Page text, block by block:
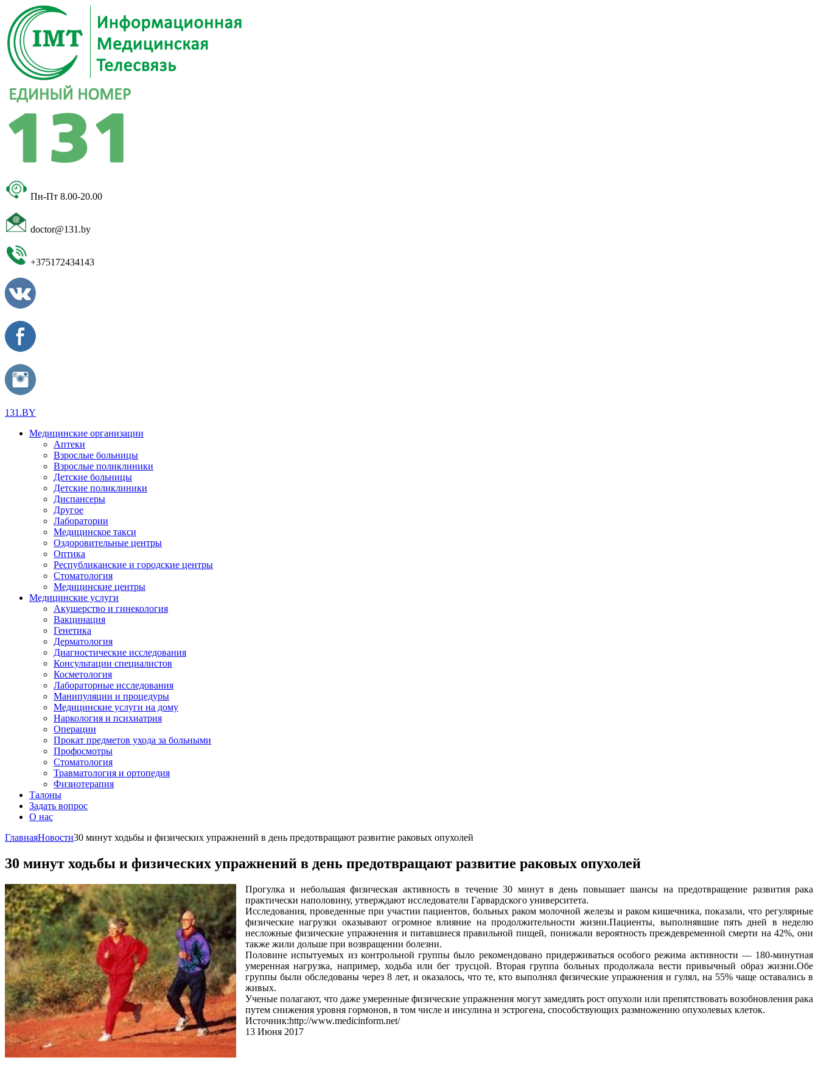
Пн-Пт 8.00-20.00
doctor@131.by
+375172434143
131.BY
Медицинские организации
Аптеки
Взрослые больницы
Взрослые поликлиники
Детские больницы
Детские поликлиники
Диспансеры
Другое
Лаборатории
Медицинское такси
Оздоровительные центры
Оптика
Республиканские и городские центры
Стоматология
Медицинские центры
Медицинские услуги
Акушерство и гинекология
Вакцинация
Генетика
Дерматология
Диагностические исследования
Консультации специалистов
Косметология
Лабораторные исследования
Манипуляции и процедуры
Медицинские услуги на дому
Наркология и психиатрия
Операции
Прокат предметов ухода за больными
Профосмотры
Стоматология
Травматология и ортопедия
Физиотерапия
Талоны
Задать вопрос
О нас
ГлавнаяНовости30 минут ходьбы и физических упражнений в день предотвращают развитие раковых опухолей
30 минут ходьбы и физических упражнений в день предотвращают развитие раковых опухолей
Прогулка и небольшая физическая активность в течение 30 минут в день повышает шансы на предотвращение развития рака
практически наполовину, утверждают исследователи Гарвардского университета.
Исследования, проведенные при участии пациентов, больных раком молочной железы и раком кишечника, показали, что регулярные
физические нагрузки оказывают огромное влияние на продолжительности жизни.Пациенты, выполнявшие пять дней в неделю
несложные физические упражнения и питавшиеся правильной пищей, понижали вероятность преждевременной смерти на 42%, они
также жили дольше при возвращении болезни.
Половине испытуемых из контрольной группы было рекомендовано придерживаться особого режима активности — 180-минутная
умеренная нагрузка, например, ходьба или бег трусцой. Вторая группа больных продолжала вести привычный образ жизни.Обе
группы были обследованы через 8 лет, и оказалось, что те, кто выполнял физические упражнения и гулял, на 55% чаще оставались в
живых.
Ученые полагают, что даже умеренные физические упражнения могут замедлять рост опухоли или препятствовать возобновления рака
путем снижения уровня гормонов, в том числе и инсулина и эстрогена, способствующих размножению опухолевых клеток.
Источник:http://www.medicinform.net/
13 Июня 2017